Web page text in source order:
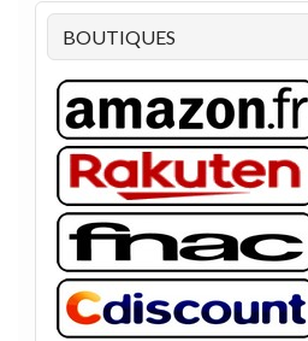
BOUTIQUES